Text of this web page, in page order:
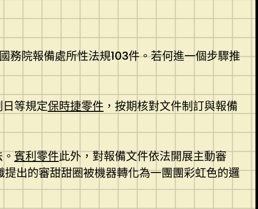
務院報備處所性法規103件。若何進一個步驟推
等規定保時捷零件 ，按期核對文件制訂與報備
。賓利零件此外，對報備文件依法開展主動審
出的審甜甜圈被機器轉化為一團團彩虹色的邏